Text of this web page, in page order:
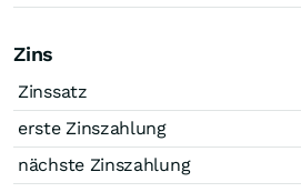
Zins
Zinssatz
erste Zinszahlung
nächste Zinszahlung